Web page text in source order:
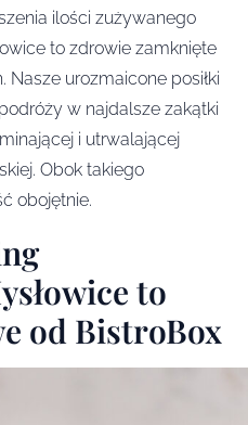
ilości zużywanego
to zdrowie zamknięte
urozmaicone posiłki
w najdalsze zakątki
i utrwalającej
Obok takiego
obojętnie.
to
od BistroBox